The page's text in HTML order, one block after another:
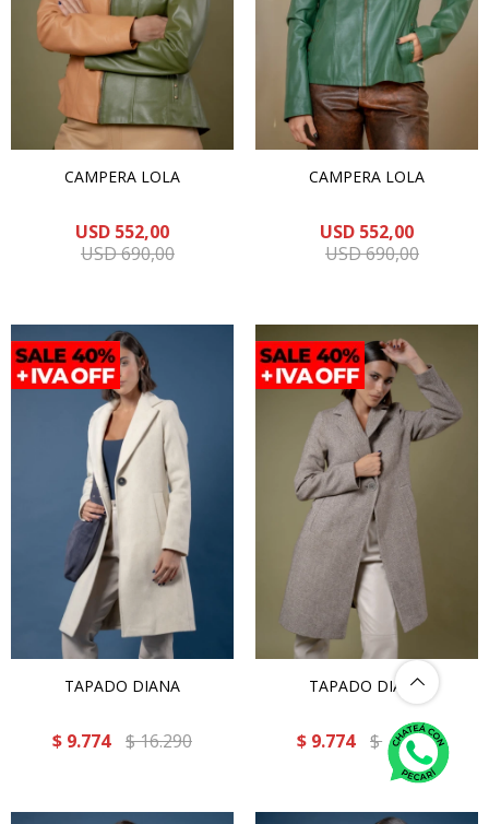
CAMPERA LOLA
USD 552,00
USD690,00
CAMPERA LOLA
USD 552,00
USD690,00
TAPADO DIANA
$ 9.774 $16.290
TAPADO DIANA
$ 9.774 $ 16.290